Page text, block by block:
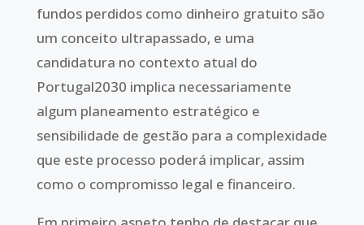
fundos perdidos como dinheiro gratuito são
um conceito ultrapassado, e uma
candidatura no contexto atual do
Portugal2030 implica necessariamente
algum planeamento estratégico e
sensibilidade de gestão para a complexidade
que este processo poderá implicar, assim
como o compromisso legal e financeiro.